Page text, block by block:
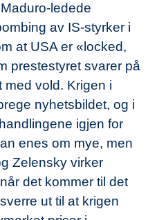
ledede
av IS-styrker i
at USA er «locked,
prestestyret svarer på
vold. Krigen i
nyhetsbildet, og i
igjen for
enes om mye, men
Zelensky virker
det kommer til det
ut til at krigen